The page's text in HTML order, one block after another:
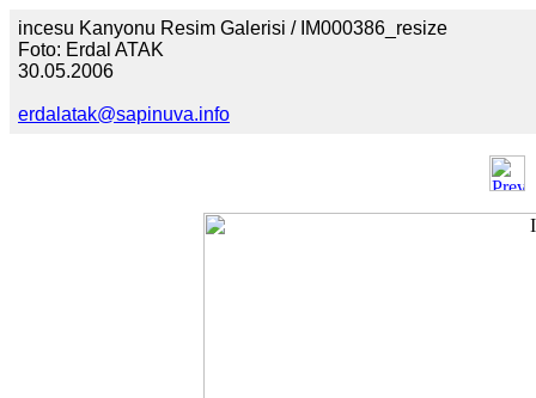
incesu Kanyonu Resim Galerisi / IM000386_resize
Foto: Erdal ATAK
30.05.2006
erdalatak@sapinuva.info